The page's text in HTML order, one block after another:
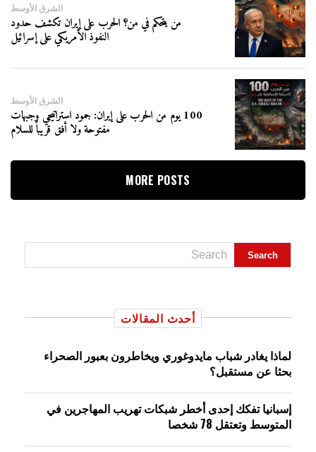
الشرق الأوسط
من يتحكم في من؟ الحرب على إيران تكشف حدود
النفوذ الأمريكي على إسرائيل
الشرق الأوسط
100 يوم من الحرب على إيران: جمود استراتيجي وجبهات
مفتوحة ولا أفق قريباً للسلام
MORE POSTS
أحدث المقالات
لماذا يغادر شباب مايدوغوري ويخاطرون بعبور الصحراء
بحثا عن مستقبل؟
إسبانيا تفكك إحدى أخطر شبكات تهريب المهاجرين في
المتوسط وتعتقل 78 شخصا